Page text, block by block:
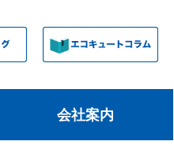
会社案内